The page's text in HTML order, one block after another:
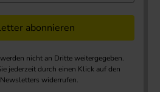
abonnieren
nicht an Dritte weitergegeben.
jederzeit durch einen Klick auf den
widerrufen.